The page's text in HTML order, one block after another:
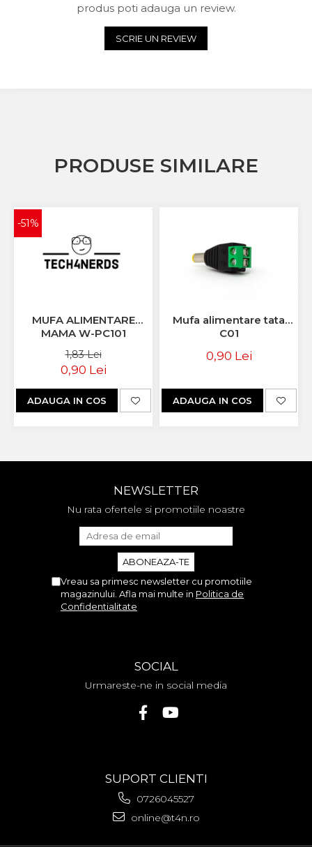
produs poti adauga un review.
SCRIE UN REVIEW
PRODUSE SIMILARE
-51%
MUFA ALIMENTARE
MAMA W-PC101
1,83 Lei
0,90 Lei
ADAUGA IN COS
Mufa alimentare tata
C01
0,90 Lei
ADAUGA IN COS
NEWSLETTER
Nu rata ofertele si promotiile noastre
Vreau sa primesc newsletter cu promotiile
magazinului. Afla mai multe in Politica de
Confidentialitate
SOCIAL
Urmareste-ne in social media
SUPORT CLIENTI
0726045527
online@t4n.ro